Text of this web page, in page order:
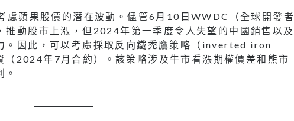
慮蘋果股價的潛在波動。儘管6月10日WWDC（全球開發者
推動股市上漲，但2024年第一季度令人失望的中國銷售以及
。因此，可以考慮採取反向鐵禿鷹策略（inverted iron
2024年7月合約）。該策略涉及牛市看漲期權價差和熊市